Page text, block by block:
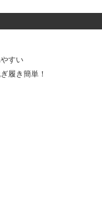
すい
履き簡単！